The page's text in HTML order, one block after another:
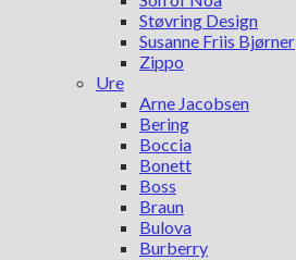
Støvring Design
Susanne Friis Bjørner
Zippo
Ure
Arne Jacobsen
Bering
Boccia
Bonett
Boss
Braun
Bulova
Burberry